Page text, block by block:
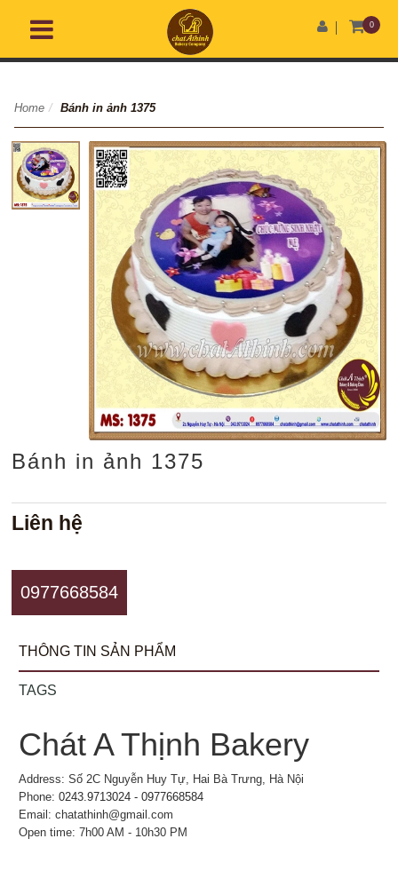
0
Home / Bánh in ảnh 1375
Bánh in ảnh 1375
Liên hệ
0977668584
THÔNG TIN SẢN PHẨM
TAGS
Chát A Thịnh Bakery
Address: Số 2C Nguyễn Huy Tự, Hai Bà Trưng, Hà Nội
Phone:0243.9713024 - 0977668584
Email: chatathinh@gmail.com
Open time: 7h00 AM - 10h30 PM